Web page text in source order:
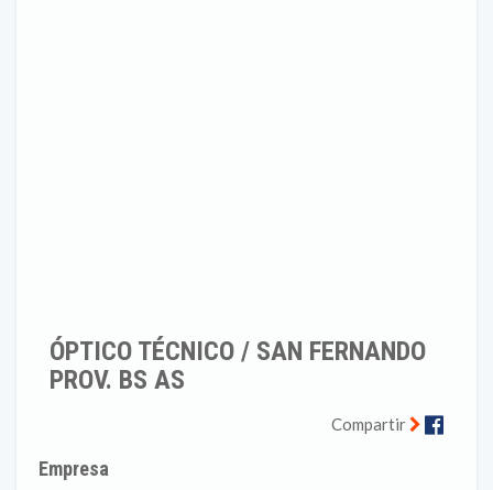
ÓPTICO TÉCNICO / SAN FERNANDO
PROV. BS AS
Compartir
Empresa